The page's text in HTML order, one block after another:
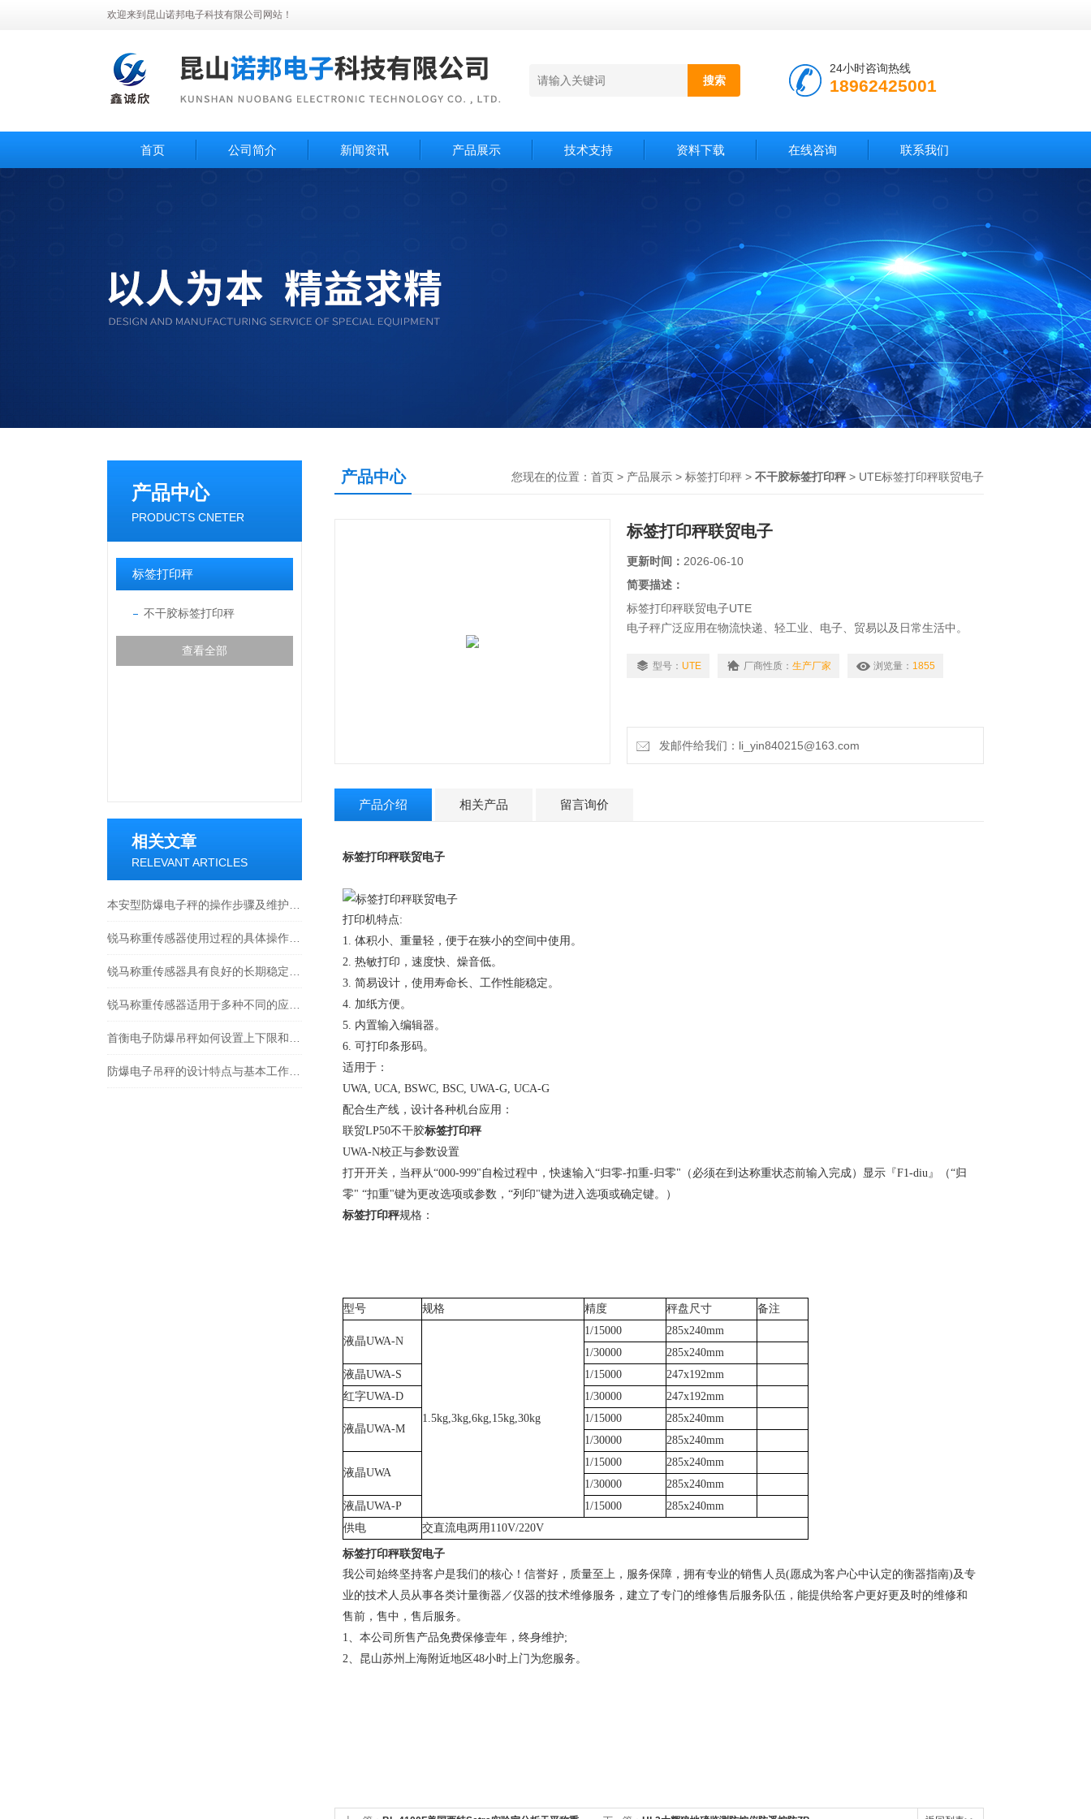
欢迎来到昆山诺邦电子科技有限公司网站！
24小时咨询热线
18962425001
首页 公司简介 新闻资讯 产品展示 技术支持 资料下载 在线咨询 联系我们
产品中心
PRODUCTS CNETER
标签打印秤
不干胶标签打印秤
查看全部
相关文章
RELEVANT ARTICLES
产品中心 您现在的位置： 首页 > 产品展示 > 标签打印秤 > 不干胶标签打印秤 > UTE标签打印秤联贸电子
标签打印秤联贸电子
更新时间： 2026-06-10
简要描述：
标签打印秤联贸电子UTE
电子秤广泛应用在物流快递、轻工业、电子、贸易以及日常生活中。
型号： UTE 厂商性质： 生产厂家 浏览量： 1855
发邮件给我们：li_yin840215@163.com
产品介绍 相关产品 留言询价
标签打印秤联贸电子
打印机特点:
1. 体积小、重量轻，便于在狭小的空间中使用。
2. 热敏打印，速度快、燥音低。
3. 简易设计，使用寿命长、工作性能稳定。
4. 加纸方便。
5. 内置输入编辑器。
6. 可打印条形码。
适用于：
UWA, UCA, BSWC, BSC, UWA-G, UCA-G
配合生产线，设计各种机台应用：
联贸LP50不干胶标签打印秤
UWA-N校正与参数设置
打开开关，当秤从“000-999"自检过程中，快速输入“归零-扣重-归零"（必须在到达称重状态前输入完成）显示『F1-diu』（“归
零" “扣重"键为更改选项或参数，“列印"键为进入选项或确定键。）
标签打印秤规格：
型号 规格 精度 秤盘尺寸 备注
液晶UWA-N
1.5kg,3kg,6kg,15kg,30kg
1/15000
285x240mm
1/30000
285x240mm
液晶UWA-S
1/15000
247x192mm
红字UWA-D
1/30000 247x192mm
液晶UWA-M
1/15000
285x240mm
1/30000
285x240mm
液晶UWA
1/15000
285x240mm
1/30000
285x240mm
液晶UWA-P
1/15000
285x240mm
供电
交直流电两用110V/220V
标签打印秤联贸电子
我公司始终坚持客户是我们的核心！信誉好，质量至上，服务保障，拥有专业的销售人员(愿成为客户心中认定的衡器指南)及专
业的技术人员从事各类计量衡器／仪器的技术维修服务，建立了专门的维修售后服务队伍，能提供给客户更好更及时的维修和
售前，售中，售后服务。
1、本公司所售产品免费保修壹年，终身维护;
2、昆山苏州上海附近地区48小时上门为您服务。